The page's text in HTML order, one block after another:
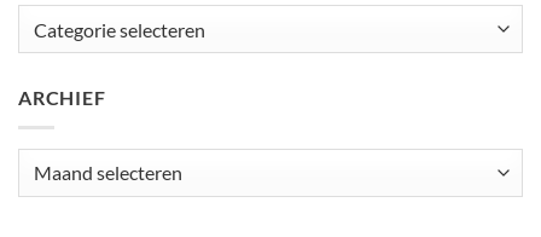
duurzame
ARCHIEF